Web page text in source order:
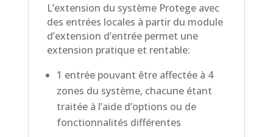
L’extension du système Protege avec
des entrées locales à partir du module
d’extension d’entrée permet une
extension pratique et rentable:
1 entrée pouvant être affectée à 4
zones du système, chacune étant
traitée à l’aide d’options ou de
fonctionnalités différentes